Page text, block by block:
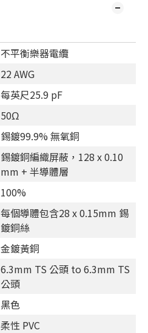
不平衡樂器電纜
22 AWG
每英尺25.9 pF
50Ω
錫鍍99.9% 無氧銅
錫鍍銅編織屏蔽，128 x 0.10
mm + 半導體層
100%
每個導體包含28 x 0.15mm 錫
鍍銅絲
金鍍黃銅
6.3mm TS 公頭 to 6.3mm TS
公頭
黑色
柔性 PVC